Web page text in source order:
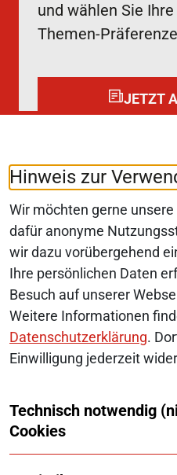
Hinweis zur
Wir möchten gerne
dafür anonyme
wir dazu vorübergehend
Ihre persönlichen Daten
Besuch auf unserer
Weitere Informationen
Datenschutzerklärung.
Einwilligung jederzeit
Technisch notwendig
Cookies
und wählen Sie
Themen-
JETZT
Folgen Sie uns
© 2026
SERVICE-
SITEMAP
ERKLÄRUNG ZUR
IMPRESSUM